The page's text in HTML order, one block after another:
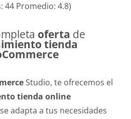
44Promedio: 4.8)
oferta de
tienda
Studio, te ofrecemos el
tienda online
adapta a tus necesidades